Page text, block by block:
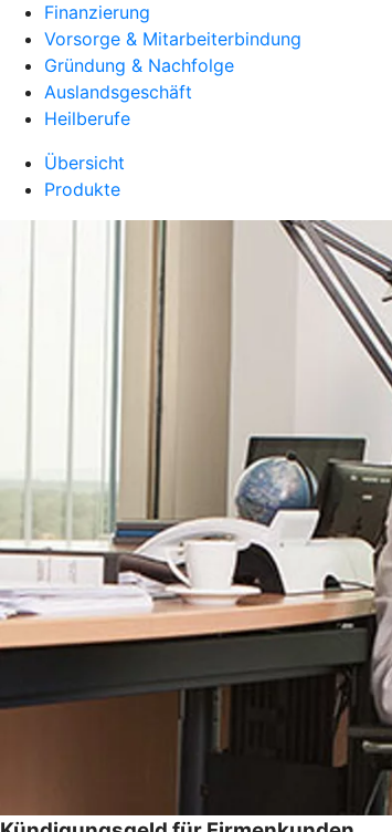
Finanzierung
Vorsorge & Mitarbeiterbindung
Gründung & Nachfolge
Auslandsgeschäft
Heilberufe
Übersicht
Produkte